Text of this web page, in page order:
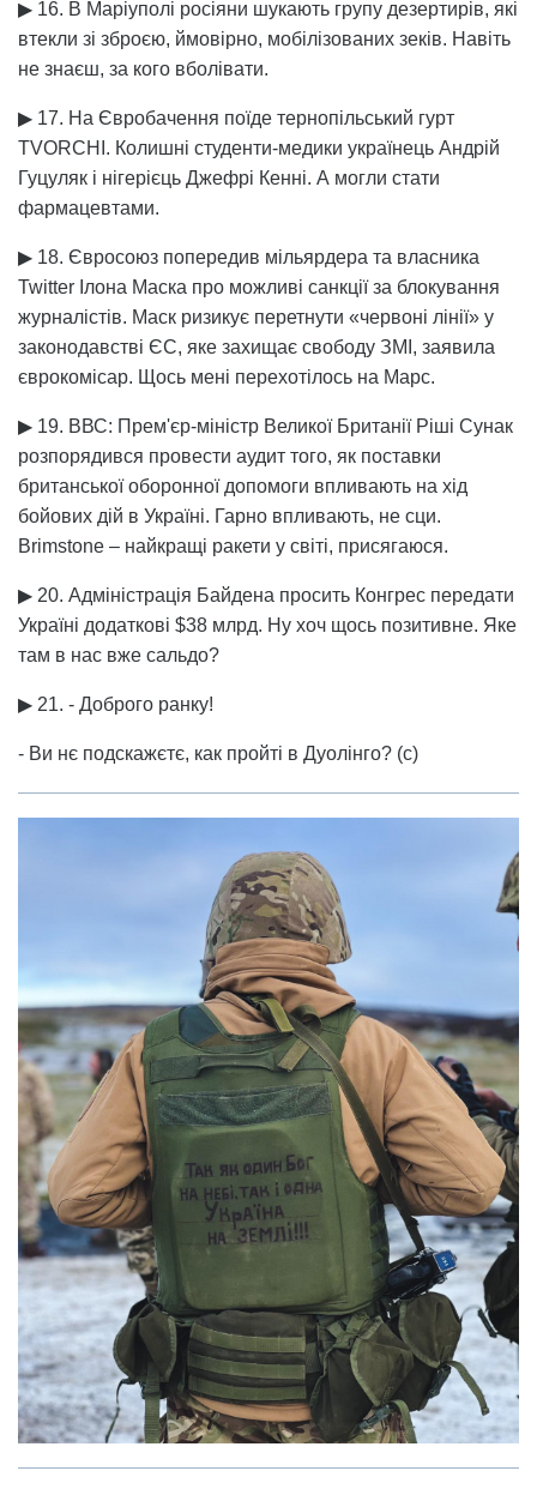
▶ 16. В Маріуполі росіяни шукають групу дезертирів, які
втекли зі зброєю, ймовірно, мобілізованих зеків. Навіть
не знаєш, за кого вболівати.
▶ 17. На Євробачення поїде тернопільський гурт
TVORCHI. Колишні студенти-медики українець Андрій
Гуцуляк і нігерієць Джефрі Кенні. А могли стати
фармацевтами.
▶ 18. Євросоюз попередив мільярдера та власника
Twitter Ілона Маска про можливі санкції за блокування
журналістів. Маск ризикує перетнути «червоні лінії» у
законодавстві ЄС, яке захищає свободу ЗМІ, заявила
єврокомісар. Щось мені перехотілось на Марс.
▶ 19. ВВС: Прем'єр-міністр Великої Британії Ріші Сунак
розпорядився провести аудит того, як поставки
британської оборонної допомоги впливають на хід
бойових дій в Україні. Гарно впливають, не сци.
Brimstone – найкращі ракети у світі, присягаюся.
▶ 20. Адміністрація Байдена просить Конгрес передати
Україні додаткові $38 млрд. Ну хоч щось позитивне. Яке
там в нас вже сальдо?
▶ 21. - Доброго ранку!
- Ви нє подскажєтє, как пройті в Дуолінго? (с)